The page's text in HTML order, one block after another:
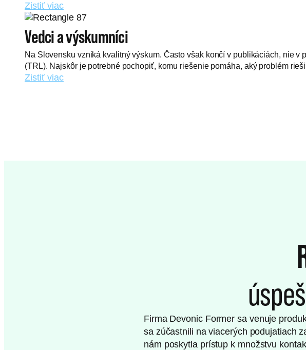
Zistiť viac
Vedci a výskumníci
Na Slovensku vzniká kvalitný výskum. Často však končí v publikáciách, nie
(TRL). Najskôr je potrebné pochopiť, komu riešenie pomáha, aký problém
Zistiť viac
Firma Devonic Former sa venuje
sa zúčastnili na viacerých podujatiach
nám poskytla prístup k množstvu